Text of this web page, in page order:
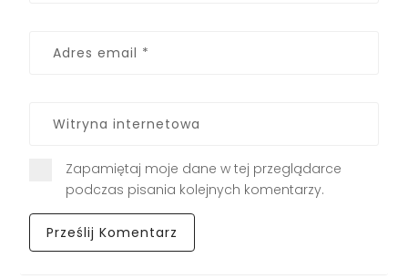
Zapamiętaj moje dane w tej przeglądarce
podczas pisania kolejnych komentarzy.